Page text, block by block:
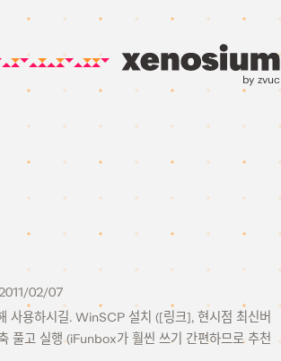
by zvuc
02/07
용하시길. WinSCP 설치 ([링크], 현시점 최신버
풀고 실행 (iFunbox가 훨씬 쓰기 간편하므로 추천